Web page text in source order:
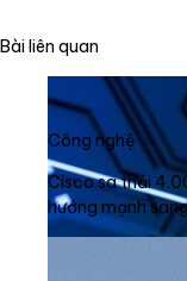
Bài liên quan
Công nghệ
Cisco sa thải
hướng mạnh